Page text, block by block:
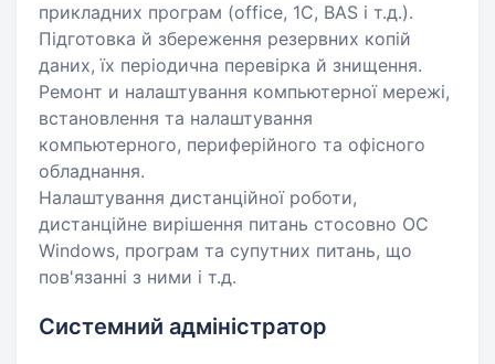
прикладних програм (office, 1C, BAS і т.д.).
Підготовка й збереження резервних копій
даних, їх періодична перевірка й знищення.
Ремонт и налаштування компьютерної мережі,
встановлення та налаштування
компьютерного, периферійного та офісного
обладнання.
Налаштування дистанційної роботи,
дистанційне вирішення питань стосовно ОС
Windows, програм та супутних питань, що
пов'язанні з ними і т.д.
Системний адміністратор